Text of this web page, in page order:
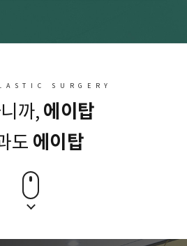
SURGERY
까, 에이탑
도 에이탑